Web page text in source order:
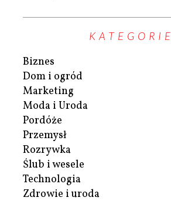
KATEGORIE
Biznes
Dom i ogród
Marketing
Moda i Uroda
Pordóże
Przemysł
Rozrywka
Ślub i wesele
Technologia
Zdrowie i uroda